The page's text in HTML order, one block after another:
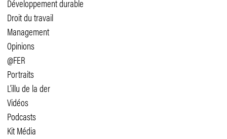
Développement durable
Droit du travail
Management
Opinions
@FER
Portraits
L'illu de la der
Vidéos
Podcasts
Kit Média